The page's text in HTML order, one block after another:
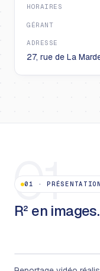
HORAIRES
GÉRANT
ADRESSE
27, rue de La
01
01 ·PRÉSENTATION
R² en images.